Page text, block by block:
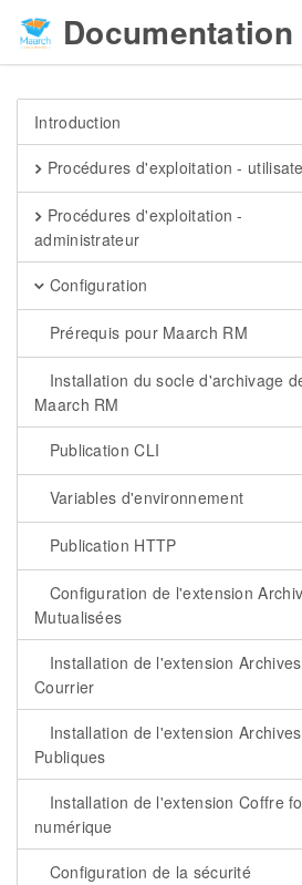
Documentation
Introduction
Procédures d'exploitation -
Procédures d'exploitation -
administrateur
Configuration
Prérequis pour Maarch RM
Installation du socle d'archivage
Maarch RM
Publication CLI
Variables d'environnement
Publication HTTP
Configuration de l'extension
Mutualisées
Installation de l'extension Archives
Courrier
Installation de l'extension Archives
Publiques
Installation de l'extension Coffre
numérique
Configuration de la sécurité